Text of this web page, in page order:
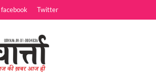
facebook Twitter
AprahanVarta
आज की ख़बर आज ही